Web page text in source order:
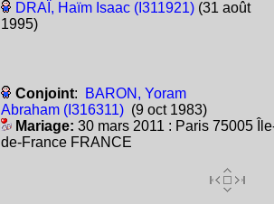
DRAÏ, Haïm Isaac (I311921)(31 août
1995)
Conjoint:
BARON, Yoram
Abraham (I316311)(9 oct 1983)
Mariage: 30 mars 2011 : Paris 75005
de-France FRANCE